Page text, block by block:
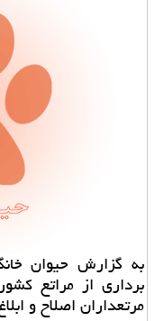
به گزارش حیوان
برداری از مراتع
مرتعداران اصلاح و